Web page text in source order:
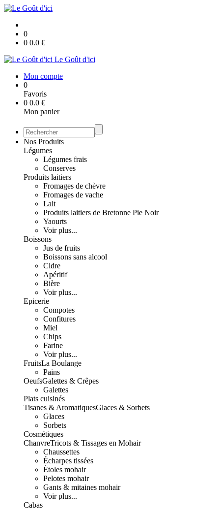
0
0 0.0 €
Le Goût d'ici
Mon compte
0
Favoris
0 0.0 €
Mon panier
Nos Produits
Légumes
Légumes frais
Conserves
Produits laitiers
Fromages de chèvre
Fromages de vache
Lait
Produits laitiers de Bretonne Pie Noir
Yaourts
Voir plus...
Boissons
Jus de fruits
Boissons sans alcool
Cidre
Apéritif
Bière
Voir plus...
Epicerie
Compotes
Confitures
Miel
Chips
Farine
Voir plus...
FruitsLa Boulange
Pains
OeufsGalettes & Crêpes
Galettes
Plats cuisinés
Tisanes & AromatiquesGlaces & Sorbets
Glaces
Sorbets
Cosmétiques
ChanvreTricots & Tissages en Mohair
Chaussettes
Écharpes tissées
Étoles mohair
Pelotes mohair
Gants & mitaines mohair
Voir plus...
Cabas